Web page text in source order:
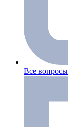
Все вопросы